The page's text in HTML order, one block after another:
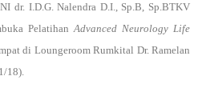
dr. I.D.G. Nalendra D.I., Sp.B, Sp.BTKV
PelatihanAdvanced Neurology Life
di Loungeroom Rumkital Dr. Ramelan
18).